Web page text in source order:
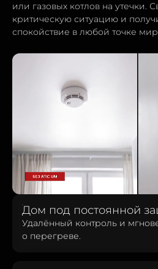
или газовых котлов на утечки.
критическую ситуацию и
спокойствие в любой точке
Дом под постоянной
Удалённый контроль и
о перегреве.